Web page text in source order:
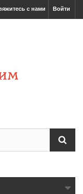
Войти
с нами